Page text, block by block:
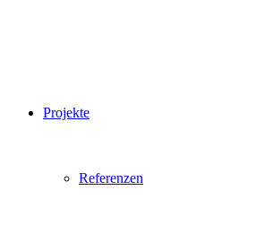
Projekte
Referenzen